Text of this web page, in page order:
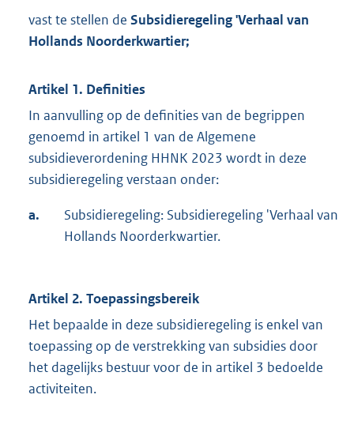
vast te stellen de Subsidieregeling 'Verhaal van
Hollands Noorderkwartier;
Artikel 1. Definities
In aanvulling op de definities van de begrippen
genoemd in artikel 1 van de Algemene
subsidieverordening HHNK 2023 wordt in deze
subsidieregeling verstaan onder:
a.
Subsidieregeling: Subsidieregeling 'Verhaal van
Hollands Noorderkwartier.
Artikel 2. Toepassingsbereik
Het bepaalde in deze subsidieregeling is enkel van
toepassing op de verstrekking van subsidies door
het dagelijks bestuur voor de in artikel 3 bedoelde
activiteiten.